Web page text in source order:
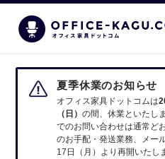
夏季休業のお知らせ
オフィス家具ドットコムは
（日）の間、休業といたし
でのお問い合わせは通常ど
のお手配・発送業務、メー
17日（月）より再開いたし